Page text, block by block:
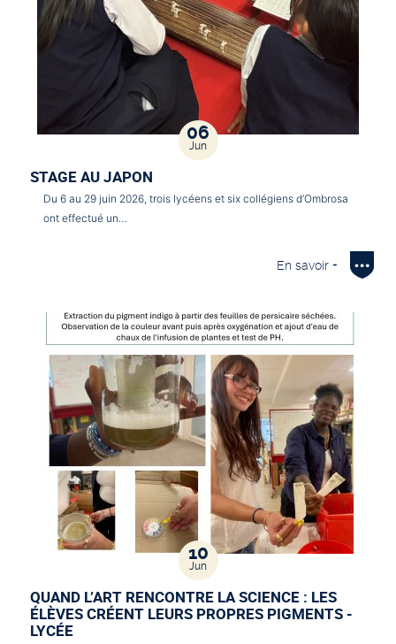
06
Jun
STAGE AU JAPON
Du 6 au 29 juin 2026, trois lycéens et six collégiens d’Ombrosa
ont effectué un…
En savoir +
10
Jun
QUAND L’ART RENCONTRE LA SCIENCE : LES
ÉLÈVES CRÉENT LEURS PROPRES PIGMENTS -
LYCÉE